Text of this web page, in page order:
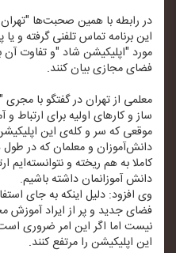
در رابطه با همین صحبت‌ها
این برنامه تماس تلفنی گرفته و
مورد "اپلیكیشن شاد "و تفاوت آن
فضای مجازی بیان كنند.
معلمی از تهران در گفتگو با
ساز و كارهای اولیه برای ارتباط
موقعی كه سر و كله‌ی این
دانش‌آموزان و معلمان كه در
كاملا به هم ریخته و
دانش آموزانمان داشته باشیم.
وی افزود: دلیل اینكه به جای
فضای جدید و پر از ایراد
نیست اما اگر این امر ضروری
این اپلیكیشن را مرتفع كنند.